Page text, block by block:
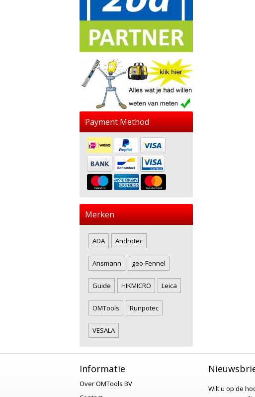
Payment Method
Merken
ADA Androtec
Ansmann geo-Fennel
Guide HIKMICRO Leica
OMTools Runpotec
VESALA
Informatie
Over OMTools BV
Wilt u op de